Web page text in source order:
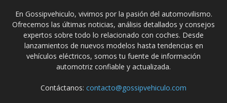
En Gossipvehiculo, vivimos por la pasión del automovilismo.
Ofrecemos las últimas noticias, análisis detallados y consejos
expertos sobre todo lo relacionado con coches. Desde
lanzamientos de nuevos modelos hasta tendencias en
vehículos eléctricos, somos tu fuente de información
automotriz confiable y actualizada.
Contáctanos: contacto@gossipvehiculo.com